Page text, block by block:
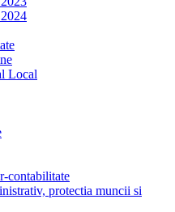
Local
contabilitate
protectia muncii si